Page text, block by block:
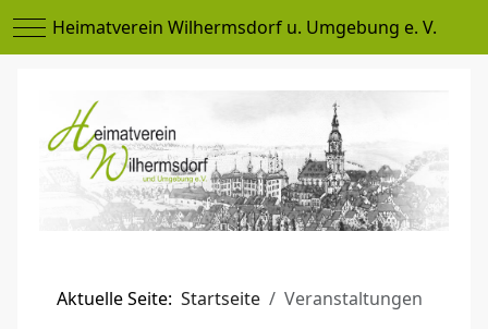
Mobile Menu Toggle
Heimatverein Wilhermsdorf u. Umgebung e. V.
Aktuelle Seite:Startseite Veranstaltungen